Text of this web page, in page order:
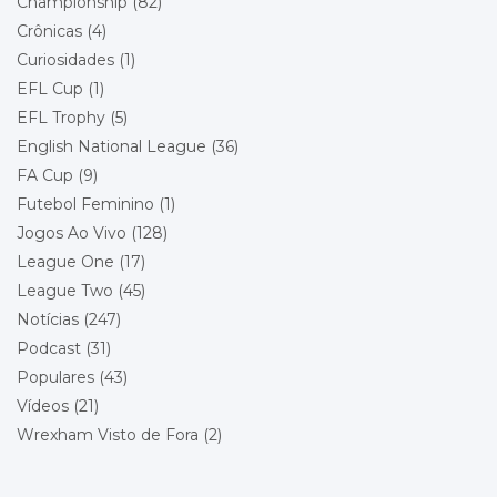
Local: Toughsheet Community Stadium
Championship - Round 22
Wrexham
Queens Park Rangers
Local: Racecourse Ground
Championship - Round 23
Stoke City
Wrexham
Local: Bet365 Stadium
Championship - Round 24
Wrexham
Blackburn Rovers
Championship - Round 25
Wrexham
Crônicas (4)
Curiosidades (1)
EFL Cup (1)
EFL Trophy (5)
English National League (36)
FA Cup (9)
Futebol Feminino (1)
Jogos Ao Vivo (128)
League One (17)
League Two (45)
Notícias (247)
Podcast (31)
Populares (43)
Vídeos (21)
Wrexham Visto de Fora (2)